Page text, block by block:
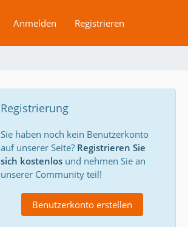
Anmelden Registrieren
Registrierung
Sie haben noch kein Benutzerkonto
auf unserer Seite? Registrieren Sie
sich kostenlos und nehmen Sie an
unserer Community teil!
Benutzerkonto erstellen